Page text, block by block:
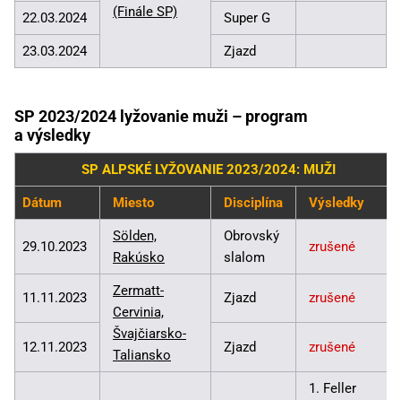
(Finále SP)
22.03.2024 Super G
23.03.2024 Zjazd
SP 2023/2024 lyžovanie muži – program
a výsledky
SP ALPSKÉ LYŽOVANIE 2023/2024: MUŽI
Dátum Miesto Disciplína Výsledky
29.10.2023
Sölden,
Rakúsko
Obrovský
slalom
zrušené
11.11.2023
Zermatt-
Cervinia,
Švajčiarsko-
Taliansko
Zjazd zrušené
12.11.2023 Zjazd zrušené
1. Feller